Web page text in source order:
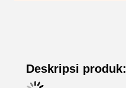
Deskripsi produk: